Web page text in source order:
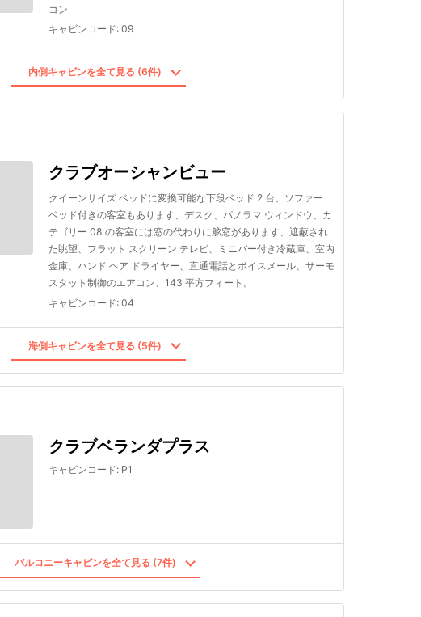
コン
キャビンコード: 09
内側キャビンを全て見る (6件)
クラブオーシャンビュー
クイーンサイズ ベッドに変換可能な下段ベッド 2 台、ソファー
ベッド付きの客室もあります、デスク、パノラマ ウィンドウ、カ
テゴリー 08 の客室には窓の代わりに舷窓があります、遮蔽され
た眺望、フラット スクリーン テレビ、ミニバー付き冷蔵庫、室内
金庫、ハンド ヘア ドライヤー、直通電話とボイスメール、サーモ
スタット制御のエアコン、143 平方フィート。
キャビンコード: 04
海側キャビンを全て見る (5件)
クラブベランダプラス
キャビンコード: P1
バルコニーキャビンを全て見る (7件)